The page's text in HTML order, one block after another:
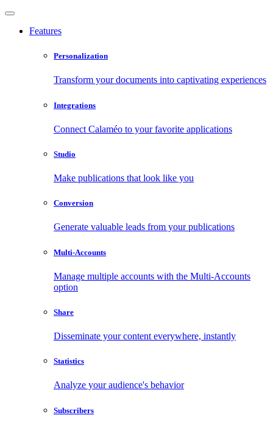
Features
Personalization
Transform your documents into captivating experiences
Integrations
Connect Calaméo to your favorite applications
Studio
Make publications that look like you
Conversion
Generate valuable leads from your publications
Multi-Accounts
Manage multiple accounts with the Multi-Accounts
option
Share
Disseminate your content everywhere, instantly
Statistics
Analyze your audience's behavior
Subscribers